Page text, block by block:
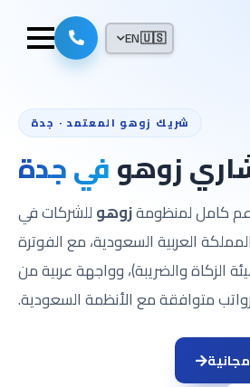
🇺🇸
EN
شريك زوهو المعتمد · جدة
زوهوفي جدة
كامل لمنظومةزوهوللشركات في
العربية السعودية، مع الفوترة
الزكاة والضريبة)، وواجهة عربية من
متوافقة مع الأنظمة السعودية.